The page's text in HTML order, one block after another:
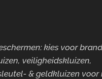
kies voor
veiligheidskluizen,
& geldkluizen voor